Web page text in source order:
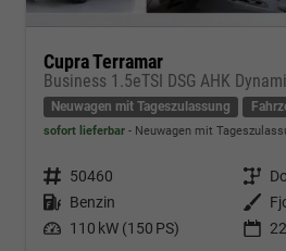
Cupra Terramar
Neuwagen mit Tageszulassung
sofort lieferbar Neuwagen mit
Fahrzeugnr. 50460 Getriebe
Kraftstoff Benzin Außenfarbe
Leistung 110 kW (150 PS)